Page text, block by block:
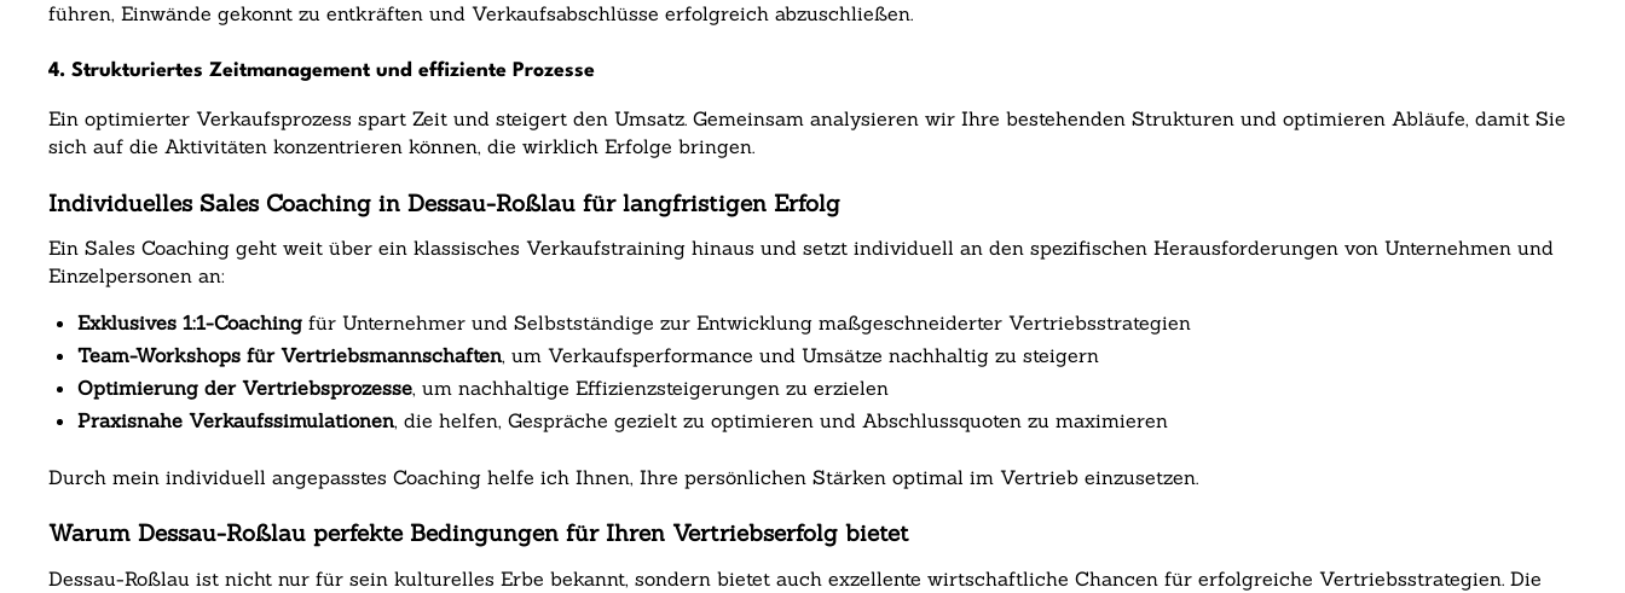
führen, Einwände gekonnt zu entkräften und Verkaufsabschlüsse erfolgreich abzuschließen.
4. Strukturiertes Zeitmanagement und effiziente Prozesse
Ein optimierter Verkaufsprozess spart Zeit und steigert den Umsatz. Gemeinsam analysieren wir Ihre bestehenden Strukturen und optimieren Abläufe, damit Sie
sich auf die Aktivitäten konzentrieren können, die wirklich Erfolge bringen.
Individuelles Sales Coaching in Dessau-Roßlau für langfristigen Erfolg
Ein Sales Coaching geht weit über ein klassisches Verkaufstraining hinaus und setzt individuell an den spezifischen Herausforderungen von Unternehmen und
Einzelpersonen an:
Exklusives 1:1-Coachingfür Unternehmer und Selbstständige zur Entwicklung maßgeschneiderter Vertriebsstrategien
Team-Workshops für Vertriebsmannschaften, um Verkaufsperformance und Umsätze nachhaltig zu steigern
Optimierung der Vertriebsprozesse, um nachhaltige Effizienzsteigerungen zu erzielen
Praxisnahe Verkaufssimulationen, die helfen, Gespräche gezielt zu optimieren und Abschlussquoten zu maximieren
Durch mein individuell angepasstes Coaching helfe ich Ihnen, Ihre persönlichen Stärken optimal im Vertrieb einzusetzen.
Warum Dessau-Roßlau perfekte Bedingungen für Ihren Vertriebserfolg bietet
Dessau-Roßlau ist nicht nur für sein kulturelles Erbe bekannt, sondern bietet auch exzellente wirtschaftliche Chancen für erfolgreiche Vertriebsstrategien. Die